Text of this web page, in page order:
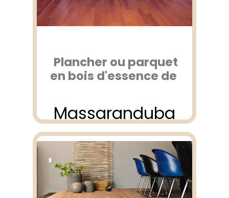
Plancher ou parquet
en bois d'essence de
Massaranduba